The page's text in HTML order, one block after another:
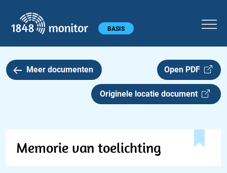
Hoofdmenu BASIS
Meer documenten Open PDF
Originele locatie document
Memorie van toelichting